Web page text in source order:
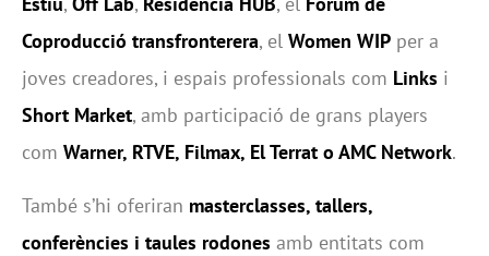
Coproducció transfronterera, el Women WIP per a
joves creadores, i espais professionals com Links i
Short Market, amb participació de grans players
com Warner, RTVE, Filmax, El Terrat o AMC Network.
També s’hi oferiran masterclasses, tallers,
conferències i taules rodones amb entitats com